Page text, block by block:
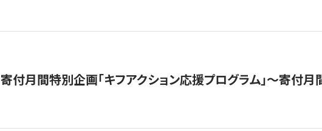
寄付月間特別企画「キフアクション応援プログラム」〜寄付月